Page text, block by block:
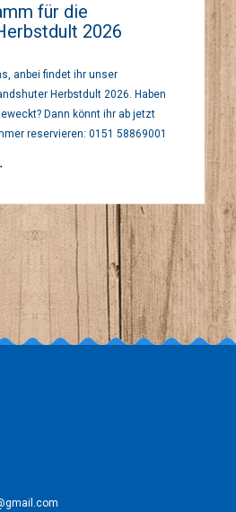
für
Landshuter
2026
für die
2026
anbei findet ihr unser
Herbstdult 2026. Haben
Dann könnt ihr ab jetzt
reservieren: 0151 58869001